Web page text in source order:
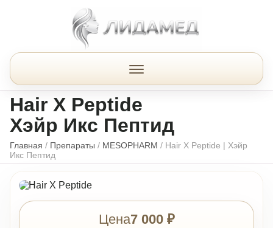
Hair X Peptide
Хэйр Икс Пептид
Главная / Препараты / MESOPHARM / Hair X Peptide | Хэйр
Икс Пептид
Цена7 000 ₽